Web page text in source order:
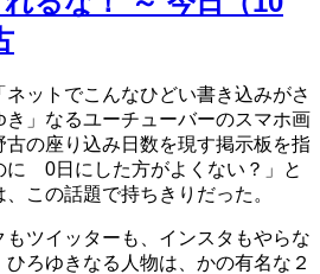
ットでこんなひどい書き込みがさ
」なるユーチューバーのスマホ画
の座り込み日数を現す掲示板を指
に 0日にした方がよくない？」と
この話題で持ちきりだった。
ツイッターも、インスタもやらな
ろゆきなる人物は、かの有名な２